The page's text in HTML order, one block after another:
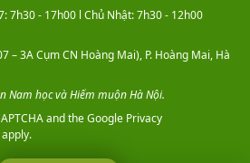
and the GooglePrivacy
7h30 - 17h00 l Chủ Nhật: 7h30 - 12h00
– 3A Cụm CN Hoàng Mai), P. Hoàng Mai, Hà
Nam học và Hiếm muộn Hà Nội.